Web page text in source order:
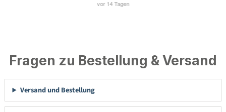
Fragen zu Bestellung & Versand
Versand und Bestellung